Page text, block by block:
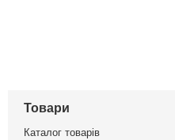
Товари
Каталог товарів